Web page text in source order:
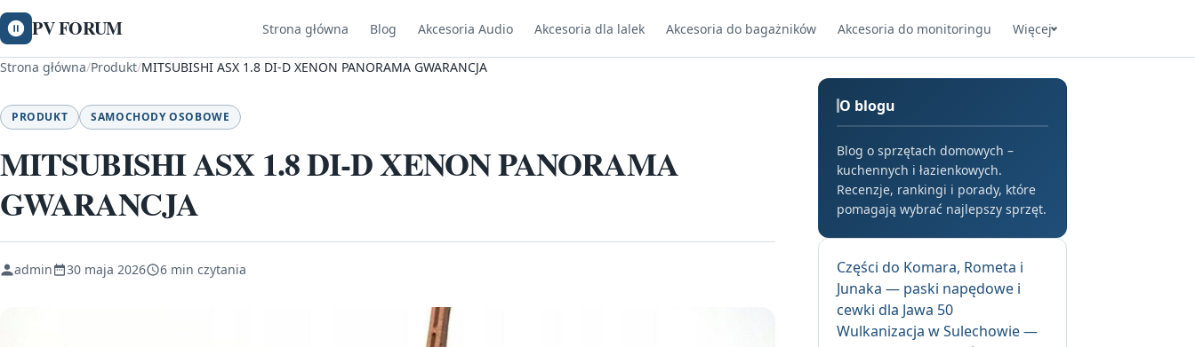
PV FORUM Strona główna Blog Akcesoria Audio Akcesoria dla lalek Akcesoria do bagażników Akcesoria do monitoringu Więcej
Strona główna/Produkt/MITSUBISHI ASX 1.8 DI-D XENON PANORAMA GWARANCJA
PRODUKT SAMOCHODY OSOBOWE
MITSUBISHI ASX 1.8 DI-D XENON PANORAMA
GWARANCJA
admin 30 maja 2026 6 min czytania
O blogu
Blog o sprzętach domowych –
kuchennych i łazienkowych.
Recenzje, rankingi i porady, które
pomagają wybrać najlepszy sprzęt.
Części do Komara, Rometa i
Junaka — paski napędowe i
cewki dla Jawa 50
Wulkanizacja w Sulechowie —